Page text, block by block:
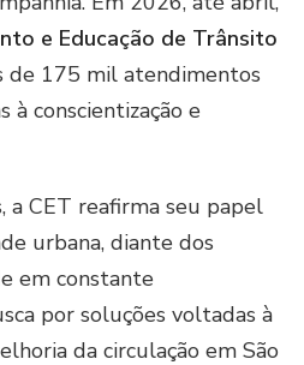
e Educação de Trânsito
de 175 mil atendimentos
à conscientização e
a CET reafirma seu papel
urbana, diante dos
em constante
por soluções voltadas à
da circulação em São